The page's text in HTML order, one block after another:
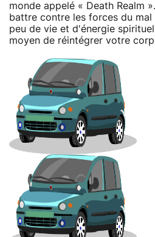
monde appelé « Death Realm
battre contre les forces du mal
peu de vie et d'énergie
moyen de réintégrer votre